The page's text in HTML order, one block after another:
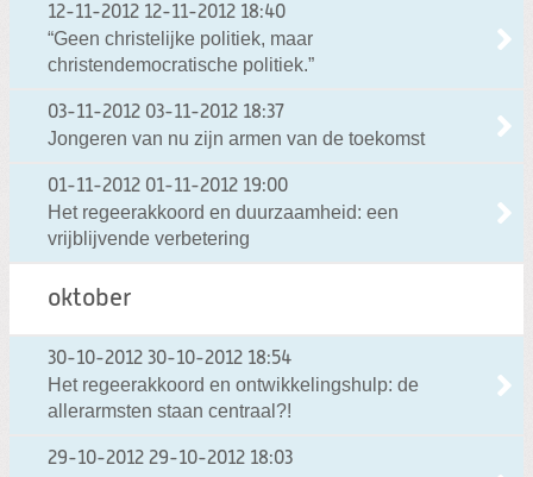
12-11-2012 12-11-2012 18:40
“Geen christelijke politiek, maar
christendemocratische politiek.”
03-11-2012 03-11-2012 18:37
Jongeren van nu zijn armen van de toekomst
01-11-2012 01-11-2012 19:00
Het regeerakkoord en duurzaamheid: een
vrijblijvende verbetering
oktober
30-10-2012 30-10-2012 18:54
Het regeerakkoord en ontwikkelingshulp: de
allerarmsten staan centraal?!
29-10-2012 29-10-2012 18:03